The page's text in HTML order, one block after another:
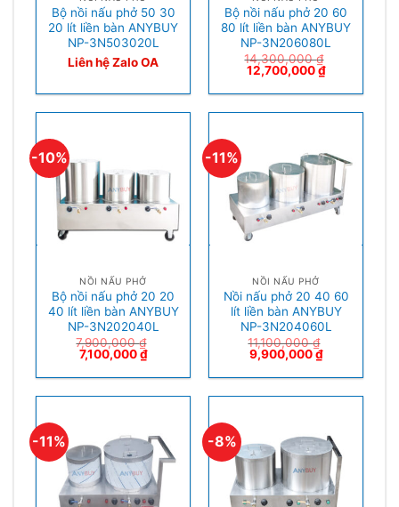
Bộ nồi nấu phở 50 30
20 lít liền bàn ANYBUY
NP-3N503020L
Liên hệ Zalo OA
Bộ nồi nấu phở 20 60
80 lít liền bàn ANYBUY
NP-3N206080L
14,300,000₫
12,700,000₫
-10%
NỒI NẤU PHỞ
Bộ nồi nấu phở 20 20
40 lít liền bàn ANYBUY
NP-3N202040L
7,900,000₫
7,100,000₫
-11%
NỒI NẤU PHỞ
Nồi nấu phở 20 40 60
lít liền bàn ANYBUY
NP-3N204060L
11,100,000₫
9,900,000₫
-11% -8%